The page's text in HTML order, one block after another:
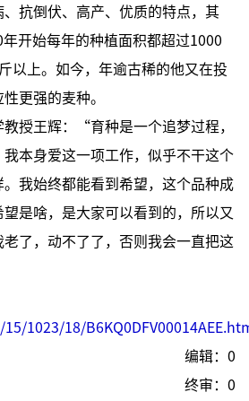
抗倒伏、高产、优质的特点，其
开始每年的种植面积都超过1000
以上。如今，年逾古稀的他又在投
更强的麦种。
王辉：“育种是一个追梦过程，
本身爱这一项工作，似乎不干这个
我始终都能看到希望，这个品种成
是啥，是大家可以看到的，所以又
了，动不了了，否则我会一直把这
1023/18/
编辑：0
终审：0